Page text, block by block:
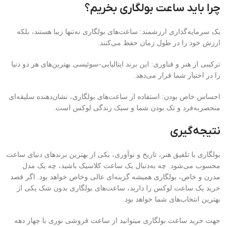
چرا باید ساعت بولگاری بخریم؟
یک سرمایه‌گذاری ارزشمند: ساعت‌های بولگاری نه‌تنها زیبا هستند، بلکه
ارزش خود را در طول زمان حفظ می‌کنند.
ترکیبی از هنر و فناوری: این برند ایتالیایی-سوئیسی بهترین‌های هر دو دنیا
را در اختیار شما قرار می‌دهد.
احساس خاص بودن: استفاده از ساعت‌های بولگاری، نشان‌دهنده سلیقه‌ای
منحصربه‌فرد و تک بودن شما و سبک زندگی لوکس است.
نتیجه‌گیری
بولگاری با تلفیق هنر، تاریخ و نوآوری، یکی از بهترین برندهای دنیای ساعت
محسوب می‌شود. چه به‌دنبال یک ساعت کلاسیک باشید، چه یک مدل
مدرن و خاص، بولگاری همیشه گزینه‌ای عالی وخاص خواهد بود. اگر قصد
خرید یک ساعت لوکس را دارید، ساعت‌های بولگاری بدون شک یکی از
بهترین انتخاب‌های شما خواهد بود.
جهت خرید ساعت بولگاری میتوانید از ساعت فروشی نوری با چهار دهه